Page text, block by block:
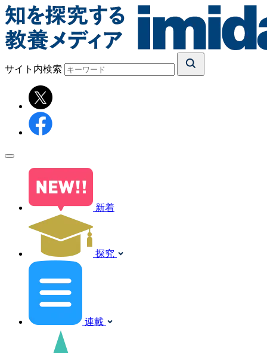
サイト内検索
新着
探究
連載